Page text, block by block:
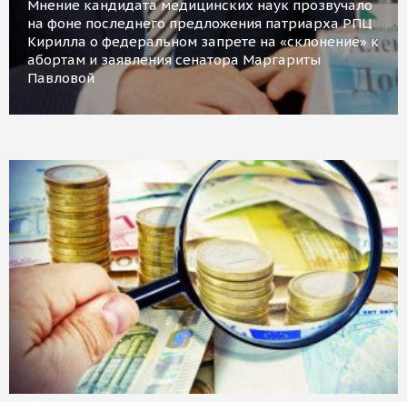
Мнение кандидата медицинских наук прозвучало
на фоне последнего предложения патриарха РПЦ
Кирилла о федеральном запрете на «склонение» к
абортам и заявления сенатора Маргариты
Павловой